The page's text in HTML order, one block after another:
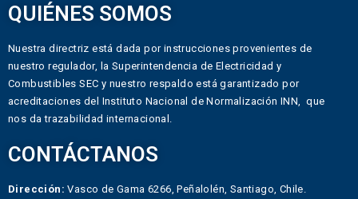
QUIÉNES SOMOS
Nuestra directriz está dada por instrucciones provenientes de
nuestro regulador, la Superintendencia de Electricidad y
Combustibles SEC y nuestro respaldo está garantizado por
acreditaciones del Instituto Nacional de Normalización INN, que
nos da trazabilidad internacional.
CONTÁCTANOS
Dirección:Vasco de Gama 6266, Peñalolén, Santiago, Chile.